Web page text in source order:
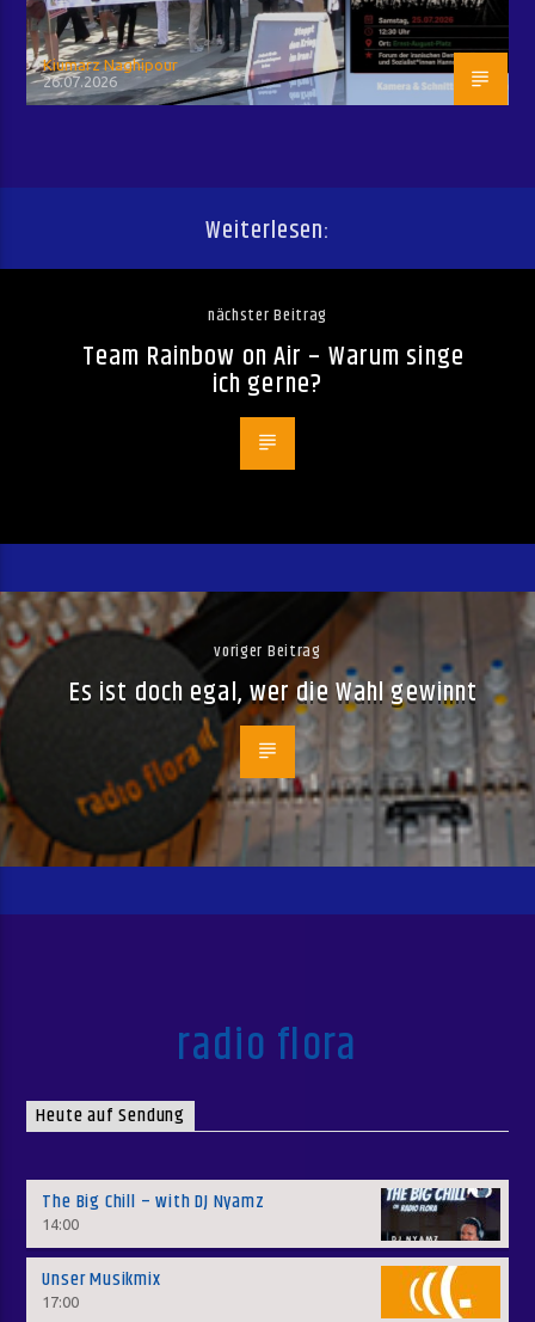
Kiumarz Naghipour
26.07.2026
Weiterlesen:
nächster Beitrag
Team Rainbow on Air – Warum singe
ich gerne?
voriger Beitrag
Es ist doch egal, wer die Wahl gewinnt
radio flora
Heute auf Sendung
The Big Chill – with DJ Nyamz
14:00
Unser Musikmix
17:00